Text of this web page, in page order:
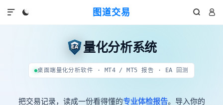
图道交易
  

量化分析系统
桌面端量化分析软件 · MT4 / MT5 报告 · EA 回测
把交易记录，读成一份看得懂的专业体检报告。导入你的